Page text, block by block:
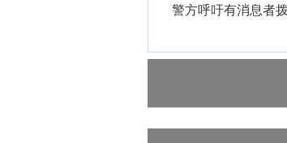
警方呼吁有消息者